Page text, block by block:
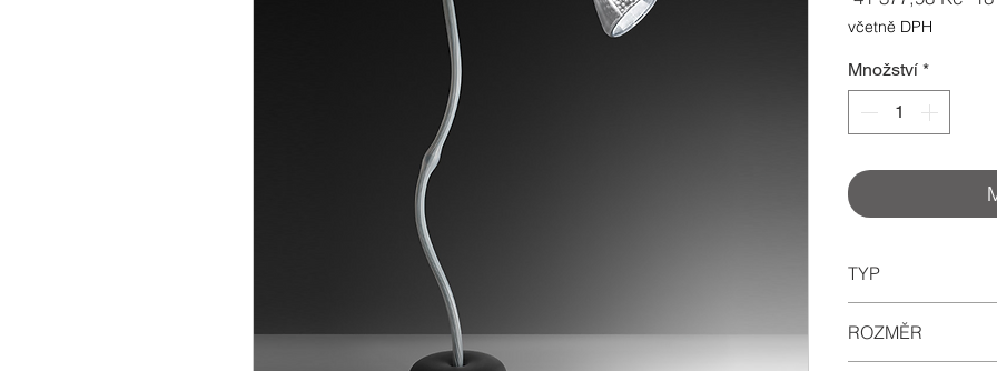
včetně DPH
Množství *
TYP
ROZMĚR